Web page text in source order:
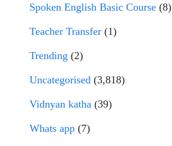
Spoken English Basic Course (8)
Teacher Transfer (1)
Trending (2)
Uncategorised (3,818)
Vidnyan katha (39)
Whats app (7)